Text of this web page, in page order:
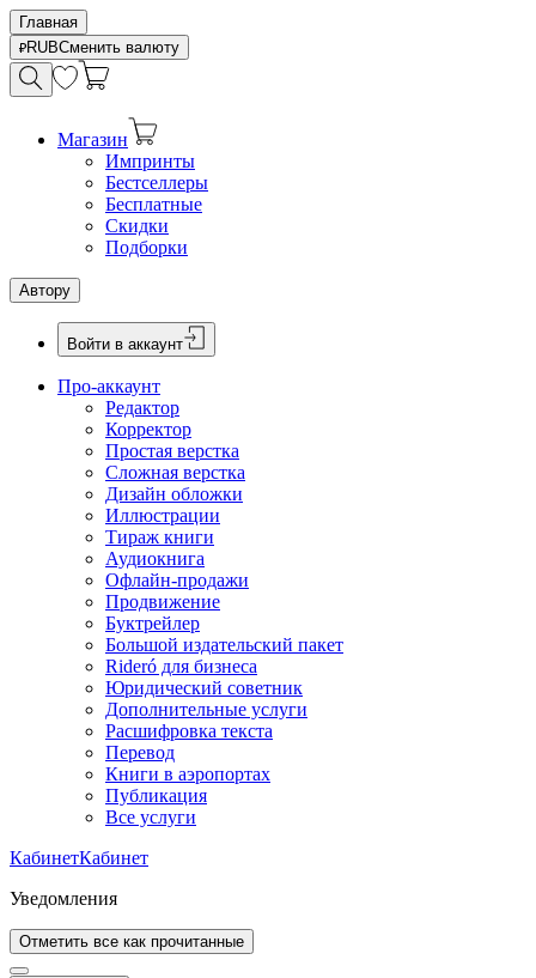
Главная
RUBСменить валюту
Магазин
Импринты
Бестселлеры
Бесплатные
Скидки
Подборки
Автору
Войти в аккаунт
Про-аккаунт
Редактор
Корректор
Простая верстка
Сложная верстка
Дизайн обложки
Иллюстрации
Тираж книги
Аудиокнига
Офлайн-продажи
Продвижение
Буктрейлер
Большой издательский пакет
Rideró для бизнеса
Юридический советник
Дополнительные услуги
Расшифровка текста
Перевод
Книги в аэропортах
Публикация
Все услуги
КабинетКабинет
Уведомления
Отметить все как прочитанные